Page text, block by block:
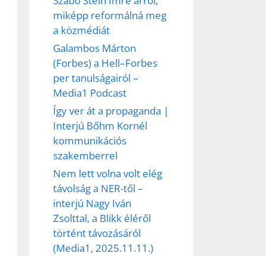
miképp reformálná meg
a közmédiát
Galambos Márton
(Forbes) a Hell–Forbes
per tanulságairól –
Media1 Podcast
Így ver át a propaganda |
Interjú Bőhm Kornél
kommunikációs
szakemberrel
Nem lett volna volt elég
távolság a NER-től –
interjú Nagy Iván
Zsolttal, a Blikk éléről
történt távozásáról
(Media1, 2025.11.11.)